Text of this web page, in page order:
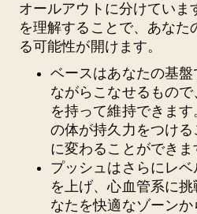
オールアウトに分けていま
を理解することで、あなた
る可能性が開けます。
ベースはあなたの基盤
ながらこなせるもの
を持って維持できま
の体が持久力をつける
に変わることができま
プッシュはさらにレ
を上げ、心血管系に
なたを快適なゾーン